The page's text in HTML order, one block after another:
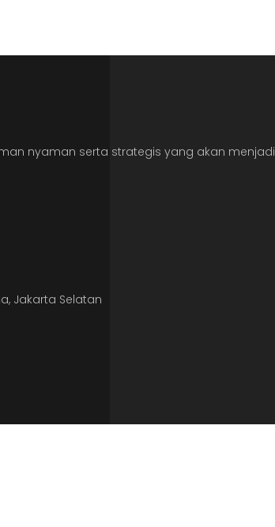
nyaman serta strategis yang akan menjadi
Jakarta Selatan